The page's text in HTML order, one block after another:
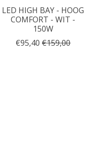
LED HIGH BAY - HOOG
COMFORT - WIT -
150W
€95,40 €159,00